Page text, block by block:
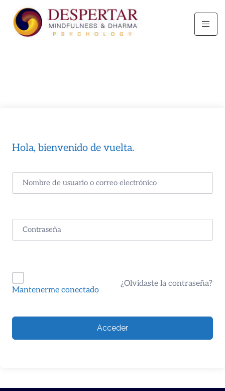
Hola, bienvenido de vuelta.
Mantenerme conectado
¿Olvidaste la contraseña?
Acceder